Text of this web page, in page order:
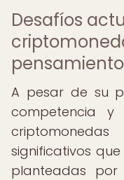
Desafíos
A pesar de su
competencia y
significativos
planteadas